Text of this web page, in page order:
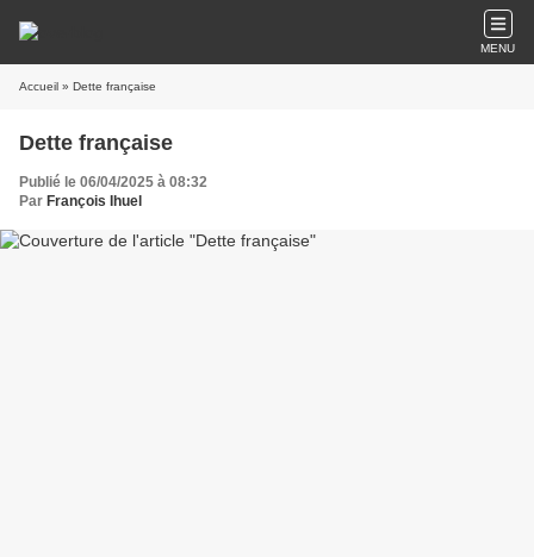
MENU
Accueil » Dette française
Dette française
Publié le 06/04/2025 à 08:32
Par François Ihuel